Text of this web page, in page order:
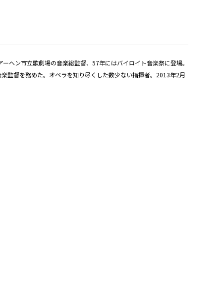
ヘン市立歌劇場の音楽総監督、57年にはバイロイト音楽祭に登場。
監督を務めた。オペラを知り尽くした数少ない指揮者。2013年2月